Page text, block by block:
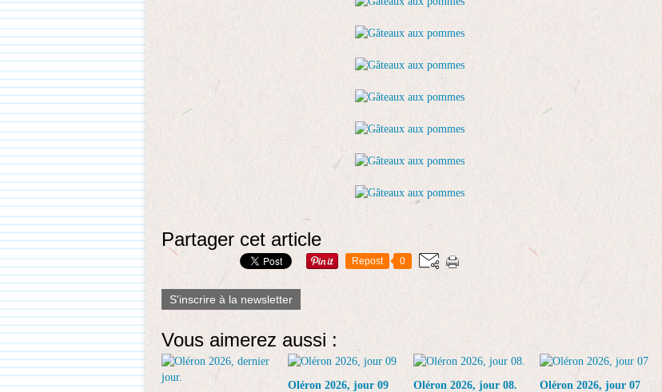
Partager cet article
Repost 0
S'inscrire à la newsletter
Vous aimerez aussi :
Oléron 2026, jour 09 Oléron 2026, jour 08. Oléron 2026, jour 07